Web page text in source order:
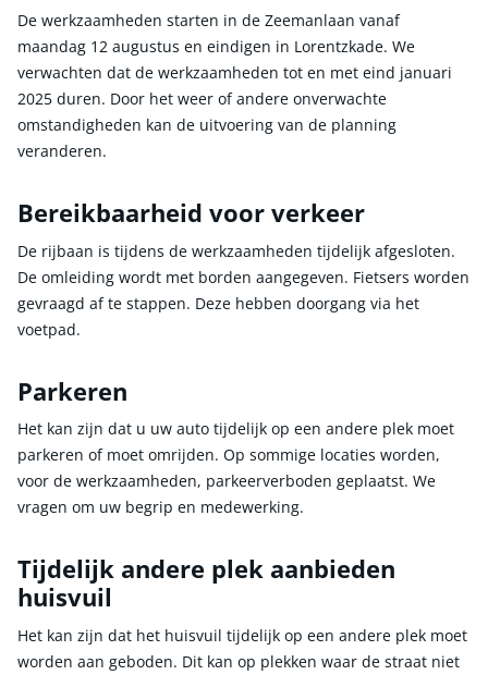
De werkzaamheden starten in de Zeemanlaan vanaf
maandag 12 augustus en eindigen in Lorentzkade. We
verwachten dat de werkzaamheden tot en met eind januari
2025 duren. Door het weer of andere onverwachte
omstandigheden kan de uitvoering van de planning
veranderen.
Bereikbaarheid voor verkeer
De rijbaan is tijdens de werkzaamheden tijdelijk afgesloten.
De omleiding wordt met borden aangegeven. Fietsers worden
gevraagd af te stappen. Deze hebben doorgang via het
voetpad.
Parkeren
Het kan zijn dat u uw auto tijdelijk op een andere plek moet
parkeren of moet omrijden. Op sommige locaties worden,
voor de werkzaamheden, parkeerverboden geplaatst. We
vragen om uw begrip en medewerking.
Tijdelijk andere plek aanbieden
huisvuil
Het kan zijn dat het huisvuil tijdelijk op een andere plek moet
worden aan geboden. Dit kan op plekken waar de straat niet